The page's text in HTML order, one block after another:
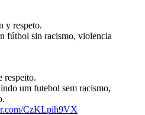
y respeto.
fútbol sin racismo, violencia
respeito.
um futebol sem racismo,
CzKLpih9VX